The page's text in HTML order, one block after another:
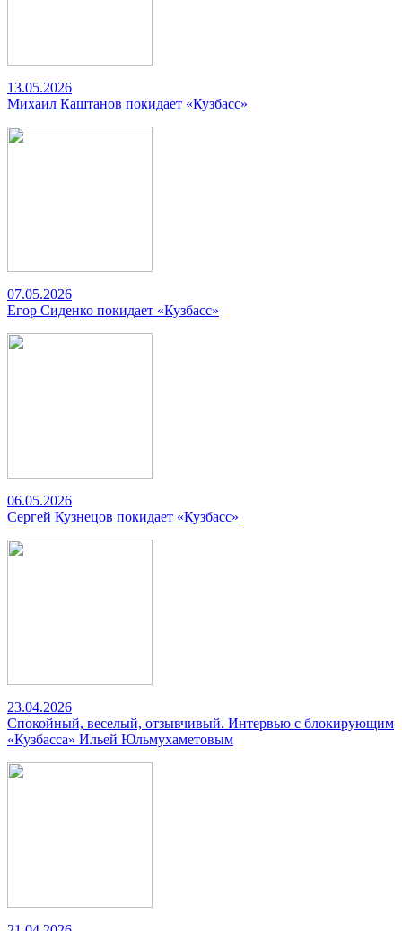
13.05.2026
Михаил Каштанов покидает «Кузбасс»
07.05.2026
Егор Сиденко покидает «Кузбасс»
06.05.2026
Сергей Кузнецов покидает «Кузбасс»
23.04.2026
Спокойный, веселый, отзывчивый. Интервью с блокирующим
«Кузбасса» Ильей Юльмухаметовым